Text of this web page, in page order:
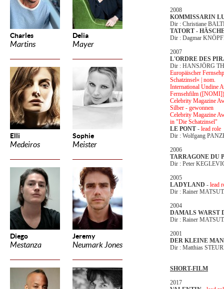
Charles
Martins
Delia
Mayer
Elli
Medeiros
Sophie
Meister
Diego
Mestanza
Jeremy
Neumark Jones
2008
KOMMISSARIN
Dir : Christiane
TATORT -
Dir : Dagmar
2007
L'ORDRE DES
Dir : HANSJÖRG
Europäischer
Schatzinsel« | nom.
International Undine
Fernsehfilm
Celebrity Magazine
Silber - gewonnen
Celebrity Magazine
in "Die Schatzinsel"
LE PONT - lead role
Dir : Wolfgang
2006
TARRAGONE DU
Dir : Peter
2005
LADYLAND - lead
Dir : Rainer
2004
DAMALS WARST
Dir : Rainer
2001
DER KLEINE
Dir : Matthias
SHORT-FILM
2017